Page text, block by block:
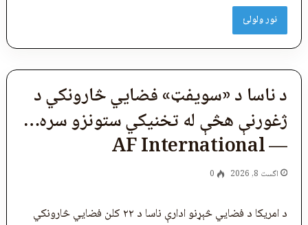
نور ولولئ
د ناسا د «سویفټ» فضايي څارونکي د
ژغورنې هڅې له تخنیکي ستونزو سره…
— AF International
اگست 8, 2026 0
د امریکا د فضایي څېړنو ادارې ناسا د ۲۲ کلن فضايي څارونکي